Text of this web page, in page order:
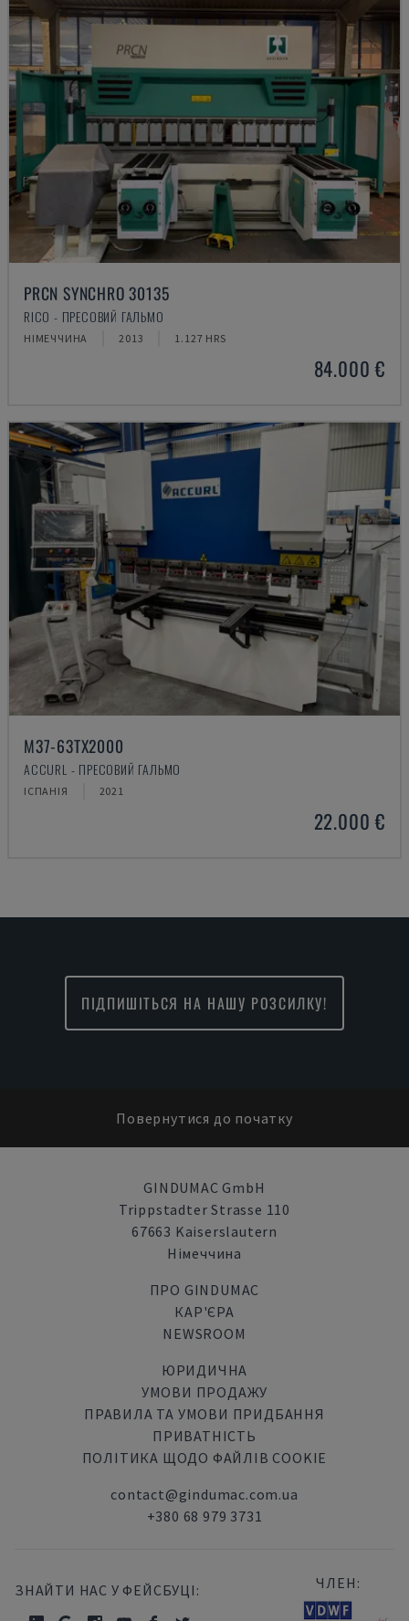
PRCN SYNCHRO 30135
RICO - ПРЕСОВИЙ ГАЛЬМО
НІМЕЧЧИНА 2013 1.127 HRS
84.000 €
M37-63TX2000
ACCURL - ПРЕСОВИЙ ГАЛЬМО
ІСПАНІЯ 2021
22.000 €
ПІДПИШІТЬСЯ НА НАШУ РОЗСИЛКУ!
Повернутися до початку
GINDUMAC GmbH
Trippstadter Strasse 110
67663 Kaiserslautern
Німеччина
ПРО GINDUMAC
КАР'ЄРА
NEWSROOM
ЮРИДИЧНА
УМОВИ ПРОДАЖУ
ПРАВИЛА ТА УМОВИ ПРИДБАННЯ
ПРИВАТНІСТЬ
ПОЛІТИКА ЩОДО ФАЙЛІВ COOKIE
contact@gindumac.com.ua
+380 68 979 3731
ЗНАЙТИ НАС У ФЕЙСБУЦІ: ЧЛЕН: